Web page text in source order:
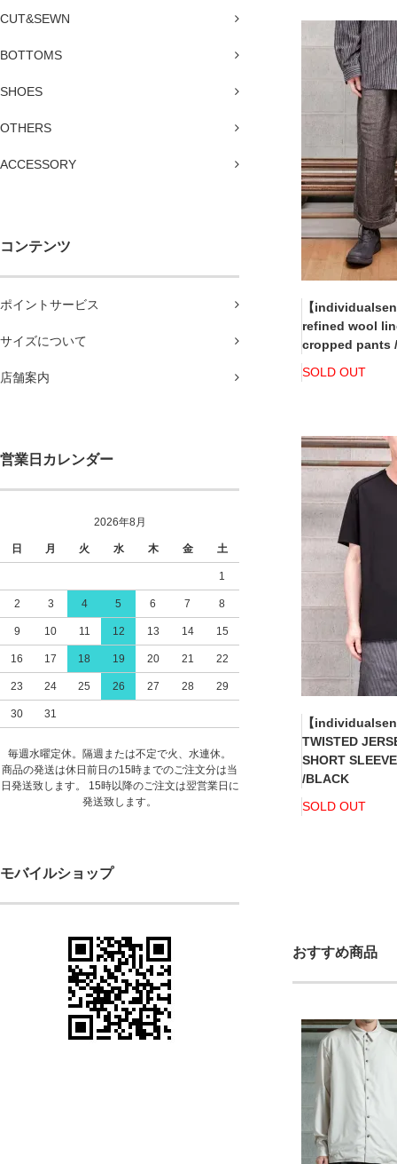
CUT&SEWN
BOTTOMS
SHOES
OTHERS
ACCESSORY
コンテンツ
ポイントサービス
サイズについて
店舗案内
営業日カレンダー
2026年8月
日 月 火 水 木 金 土
1
2 3 4 5 6 7 8
9 10 11 12 13 14 15
16 17 18 19 20 21 22
23 24 25 26 27 28 29
30 31
毎週水曜定休。隔週または不定で火、水連休。
商品の発送は休日前日の15時までのご注文分は当
日発送致します。 15時以降のご注文は翌営業日に
発送致します。
モバイルショップ
【
refined wool
cropped pants
SOLD OUT
【
TWISTED
SHORT
/BLACK
SOLD OUT
おすすめ商品